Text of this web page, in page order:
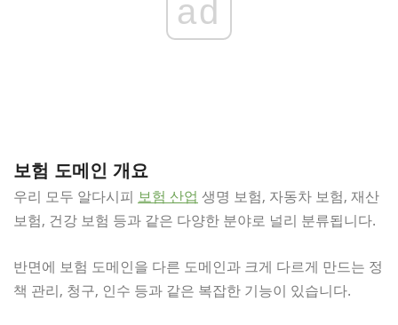
ad
보험 도메인 개요
우리 모두 알다시피 보험 산업 생명 보험, 자동차 보험, 재산
보험, 건강 보험 등과 같은 다양한 분야로 널리 분류됩니다.
반면에 보험 도메인을 다른 도메인과 크게 다르게 만드는 정
책 관리, 청구, 인수 등과 같은 복잡한 기능이 있습니다.